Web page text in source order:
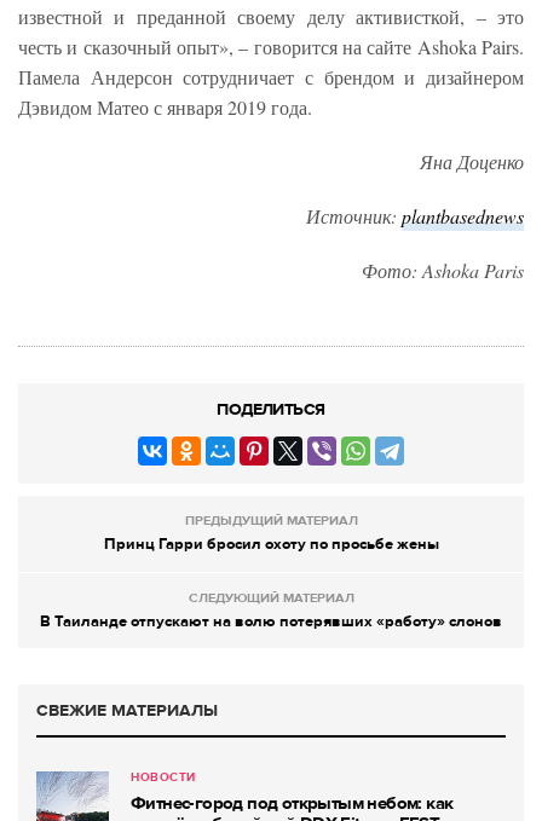
известной и преданной своему делу активисткой, – это
честь и сказочный опыт», – говорится на сайте Ashoka Pairs.
Памела Андерсон сотрудничает с брендом и дизайнером
Дэвидом Матео с января 2019 года.
Яна Доценко
Источник: plantbasednews
Фото: Ashoka Paris
ПОДЕЛИТЬСЯ
ПРЕДЫДУЩИЙ МАТЕРИАЛ
Принц Гарри бросил охоту по просьбе жены
СЛЕДУЮЩИЙ МАТЕРИАЛ
В Таиланде отпускают на волю потерявших «работу» слонов
СВЕЖИЕ МАТЕРИАЛЫ
НОВОСТИ
Фитнес-город под открытым небом: как